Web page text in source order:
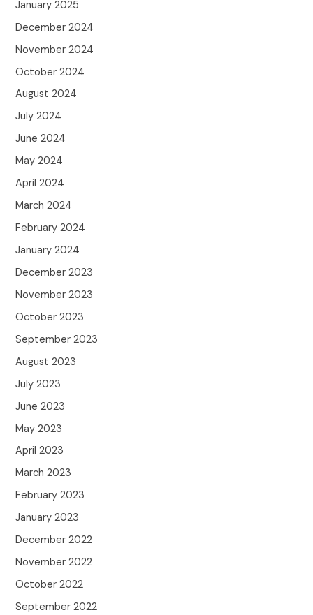
January 2025
December 2024
November 2024
October 2024
August 2024
July 2024
June 2024
May 2024
April 2024
March 2024
February 2024
January 2024
December 2023
November 2023
October 2023
September 2023
August 2023
July 2023
June 2023
May 2023
April 2023
March 2023
February 2023
January 2023
December 2022
November 2022
October 2022
September 2022